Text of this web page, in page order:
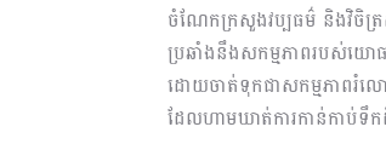
ចំណែកក្រសួងវប្បធម៌ និងវិចិត្
ប្រឆាំងនឹងសកម្មភាពរបស់យោធ
ដោយចាត់ទុកជាសកម្មភាពរំល
ដែលហាមឃាត់ការកាន់កាប់ទឹ